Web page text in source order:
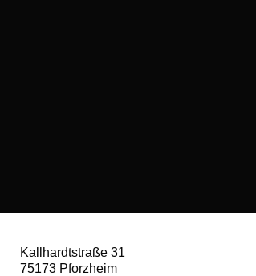
Kallhardtstraße 31
75173 Pforzheim